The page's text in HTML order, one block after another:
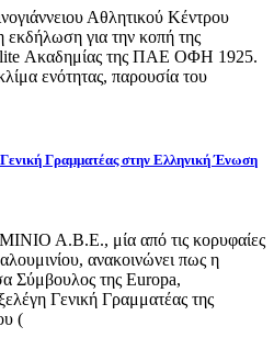
Αθλητικού Κέντρου
εκδήλωση για την κοπή της
Elite Ακαδημίας της ΠΑΕ ΟΦΗ 1925.
ενότητας, παρουσία του
Γραμματέας στην Ελληνική Ένωση
Α.Β.Ε., μία από τις κορυφαίες
ανακοινώνει πως η
Σύμβουλος της Europa,
Γενική Γραμματέας της
(